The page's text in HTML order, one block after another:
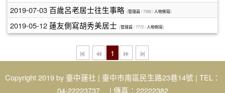
2019-07-03 百歲呂老居士往生事略 (管理員 / 7392 / 人物側寫)
2019-05-12蓮友側寫胡秀美居士 (管理員 / 7772 / 人物側寫)
1
Copyright 2019 by 臺中蓮社 | 臺中市南區民生路23巷14號 | TEL：
04-22223737 | 傳真：22222382